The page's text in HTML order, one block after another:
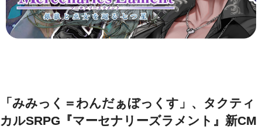
「みみっく＝わんだぁぼっくす」、タクティ
カルSRPG『マーセナリーズラメント』新CM